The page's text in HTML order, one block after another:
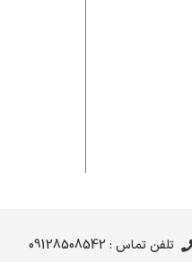
تلفن تماس : 09128508542